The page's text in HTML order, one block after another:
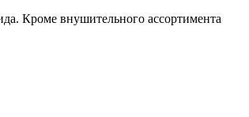
Кроме внушительного ассортимента